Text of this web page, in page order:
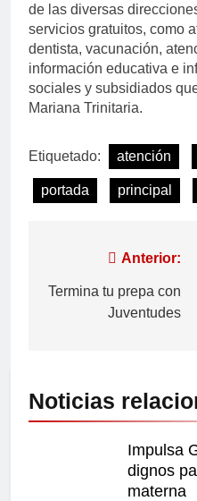
de las diversas
servicios gratuitos, como
dentista, vacunación,
información educativa e
sociales y subsidiados
Mariana Trinitaria.
Etiquetado: atención
portada principal
Anterior:
Termina tu prepa con
Juventudes
Noticias
Impulsa
dignos
materna